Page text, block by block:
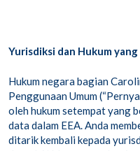
Yurisdiksi dan Hukum
Hukum negara bagian
Penggunaan Umum
oleh hukum setempat yang
data dalam EEA. Anda
ditarik kembali kepada